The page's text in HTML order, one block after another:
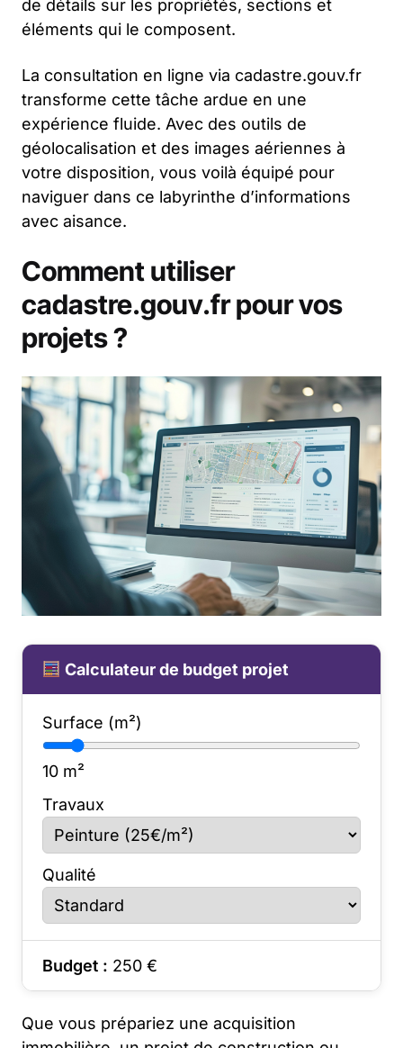
de détails sur les propriétés, sections et
éléments qui le composent.
La consultation en ligne via cadastre.gouv.fr
transforme cette tâche ardue en une
expérience fluide. Avec des outils de
géolocalisation et des images aériennes à
votre disposition, vous voilà équipé pour
naviguer dans ce labyrinthe d’informations
avec aisance.
Comment utiliser
cadastre.gouv.fr pour vos
projets ?
Calculateur de budget projet
Surface (m²)
10 m²
Travaux
Qualité
Budget : 250 €
Que vous prépariez une acquisition